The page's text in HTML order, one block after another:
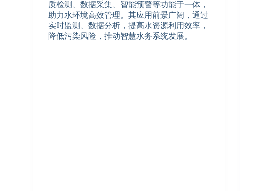
质检测、数据采集、智能预警等功能于一体，
助力水环境高效管理。其应用前景广阔，通过
实时监测、数据分析，提高水资源利用效率，
降低污染风险，推动智慧水务系统发展。